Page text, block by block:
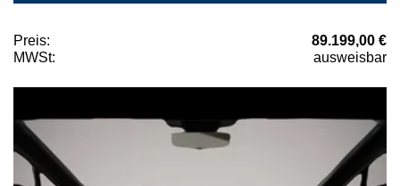
Preis:
89.199,00 €
MWSt:
ausweisbar